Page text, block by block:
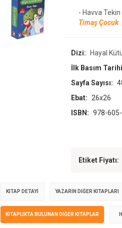
- Havva Tekin
Timaş Çocuk
Dizi:
Hayal
İlk Basım
Sayfa Sayısı:
Ebat:
26x26
ISBN: 978-
Etiket Fiyatı:
KITAP DETAYI YAZARIN DIĞER KITAPLARI
KITAPLIKTA BULUNAN DIĞER KITAPLAR